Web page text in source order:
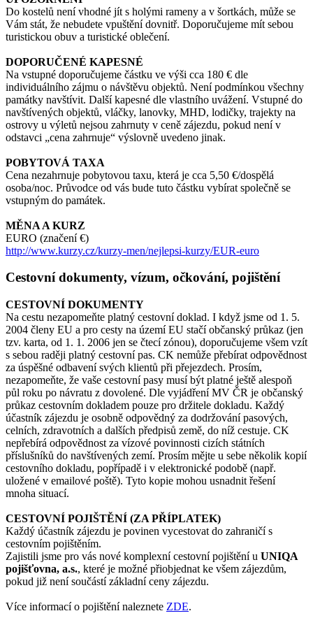
Do kostelů není vhodné jít s holými rameny a v šortkách, může se
Vám stát, že nebudete vpuštění dovnitř. Doporučujeme mít sebou
turistickou obuv a turistické oblečení.
DOPORUČENÉ KAPESNÉ
Na vstupné doporučujeme částku ve výši cca 180 € dle
individuálního zájmu o návštěvu objektů. Není podmínkou všechny
památky navštívit. Další kapesné dle vlastního uvážení. Vstupné do
navštívených objektů, vláčky, lanovky, MHD, lodičky, trajekty na
ostrovy u výletů nejsou zahrnuty v ceně zájezdu, pokud není v
odstavci „cena zahrnuje“ výslovně uvedeno jinak.
POBYTOVÁ TAXA
Cena nezahrnuje pobytovou taxu, která je cca 5,50 €/dospělá
osoba/noc. Průvodce od vás bude tuto částku vybírat společně se
vstupným do památek.
MĚNA A KURZ
EURO (značení €)
http://www.kurzy.cz/kurzy-men/nejlepsi-kurzy/EUR-euro
Cestovní dokumenty, vízum, očkování, pojištění
CESTOVNÍ DOKUMENTY
Na cestu nezapomeňte platný cestovní doklad. I když jsme od 1. 5.
2004 členy EU a pro cesty na území EU stačí občanský průkaz (jen
tzv. karta, od 1. 1. 2006 jen se čtecí zónou), doporučujeme všem vzít
s sebou raději platný cestovní pas. CK nemůže přebírat odpovědnost
za úspěšné odbavení svých klientů při přejezdech. Prosím,
nezapomeňte, že vaše cestovní pasy musí být platné ještě alespoň
půl roku po návratu z dovolené. Dle vyjádření MV ČR je občanský
průkaz cestovním dokladem pouze pro držitele dokladu. Každý
účastník zájezdu je osobně odpovědný za dodržování pasových,
celních, zdravotních a dalších předpisů země, do níž cestuje. CK
nepřebírá odpovědnost za vízové povinnosti cizích státních
příslušníků do navštívených zemí. Prosím mějte u sebe několik kopií
cestovního dokladu, popřípadě i v elektronické podobě (např.
uložené v emailové poště). Tyto kopie mohou usnadnit řešení
mnoha situací.
CESTOVNÍ POJIŠTĚNÍ (ZA PŘÍPLATEK)
Každý účastník zájezdu je povinen vycestovat do zahraničí s
cestovním pojištěním.
Zajistili jsme pro vás nové komplexní cestovní pojištění u UNIQA
pojišťovna, a.s., které je možné přiobjednat ke všem zájezdům,
pokud již není součástí základní ceny zájezdu.
Více informací o pojištění naleznete ZDE.